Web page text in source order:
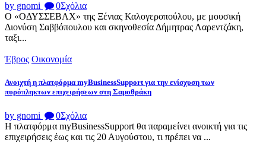
by gnomi 0Σχόλια
Ο «ΟΔΥΣΣΕΒΑΧ» της Ξένιας Καλογεροπούλου, με μουσική
Διονύση Σαββόπουλου και σκηνοθεσία Δήμητρας Λαρεντζάκη,
ταξι...
Έβρος Οικονομία
Ανοιχτή η πλατφόρμα myBusinessSupport για την ενίσχυση των
πυρόπληκτων επιχειρήσεων στη Σαμοθράκη
by gnomi 0Σχόλια
Η πλατφόρμα myBusinessSupport θα παραμείνει ανοικτή για τις
επιχειρήσεις έως και τις 20 Αυγούστου, τι πρέπει να ...